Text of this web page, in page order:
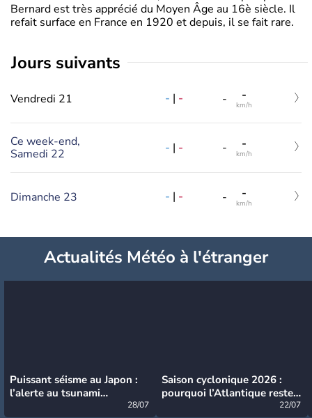
Bernard est très apprécié du Moyen Âge au 16è siècle. Il
refait surface en France en 1920 et depuis, il se fait rare.
jours suivants
Vendredi 21 - | - - -
km/h
Ce week-end,
Samedi 22
- | - - -
km/h
Dimanche 23 - | - - -
km/h
Actualités Météo à l'étranger
Puissant séisme au Japon :
l’alerte au tsunami
28/07
Saison cyclonique 2026 :
pourquoi l’Atlantique reste
22/07